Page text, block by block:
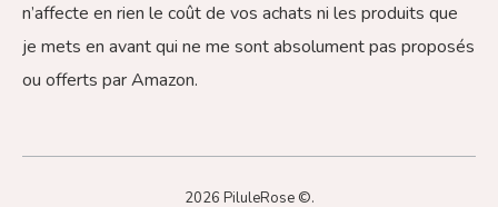
n’affecte en rien le coût de vos achats ni les produits que
je mets en avant qui ne me sont absolument pas proposés
ou offerts par Amazon.
2026 PiluleRose ©.